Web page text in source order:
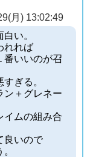
月) 13:02:49
い。
れれば
番いいのが召
ぎる。
ン＋グレネー
イムの組み合
良いので